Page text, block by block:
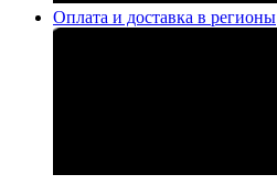
Оплата и доставка в регионы